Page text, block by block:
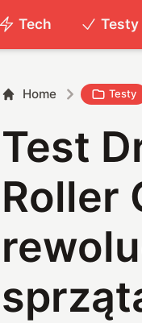
Tech Testy
Home Testy
Test
Roller